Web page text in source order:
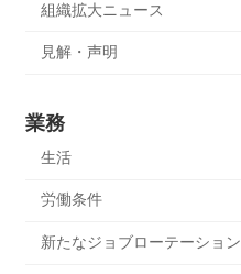
組織拡大ニュース
見解・声明
業務
生活
労働条件
新たなジョブローテーション